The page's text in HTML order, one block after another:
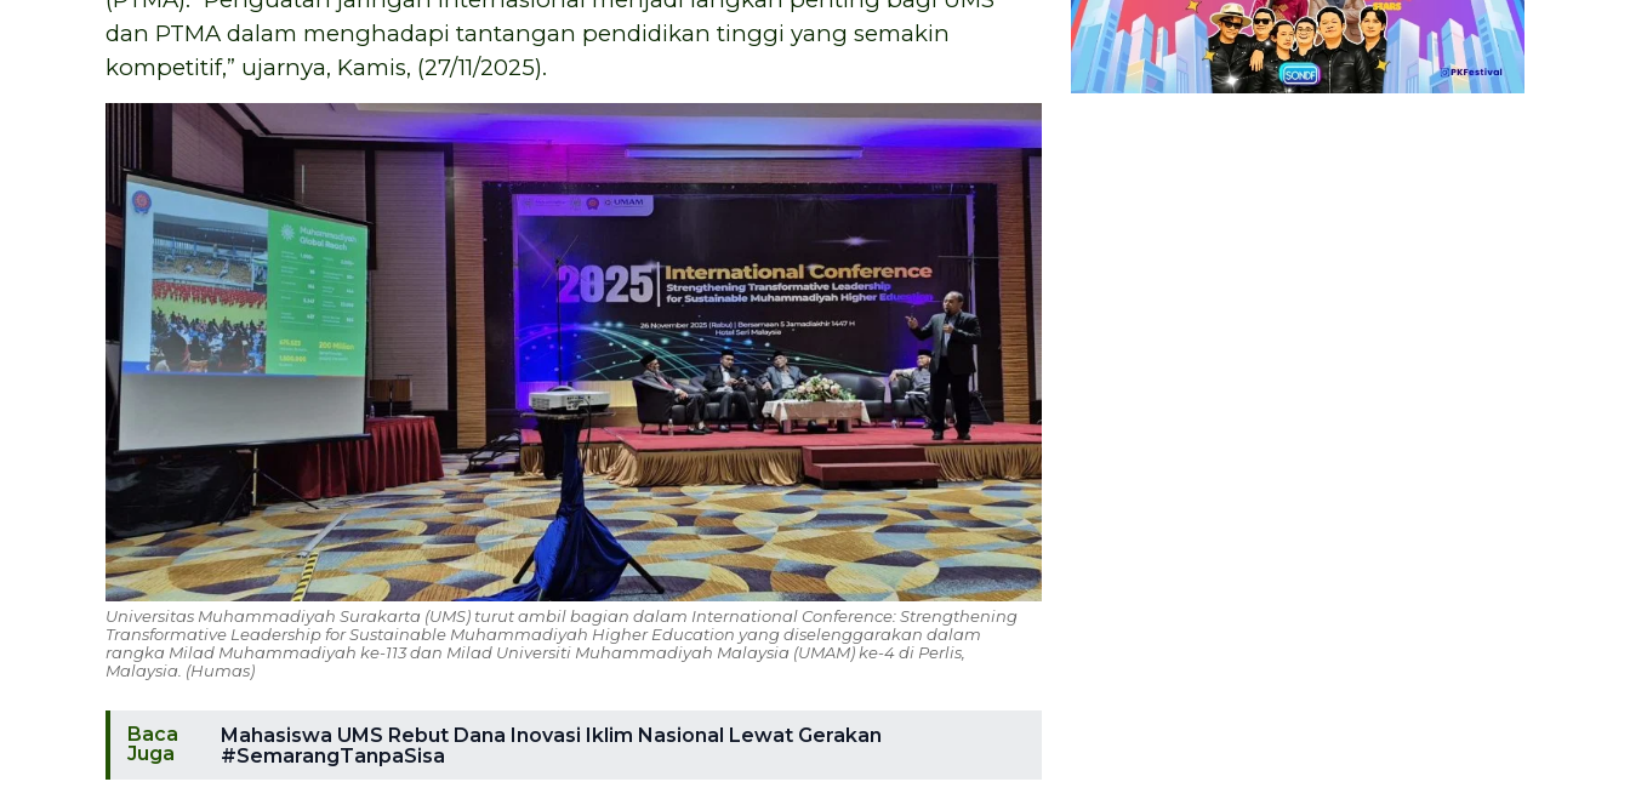
dan PTMA dalam menghadapi tantangan pendidikan tinggi yang semakin
kompetitif,” ujarnya, Kamis, (27/11/2025).
Universitas Muhammadiyah Surakarta (UMS) turut ambil bagian dalam International Conference: Strengthening
Transformative Leadership for Sustainable Muhammadiyah Higher Education yang diselenggarakan dalam
rangka Milad Muhammadiyah ke-113 dan Milad Universiti Muhammadiyah Malaysia (UMAM) ke-4 di Perlis,
Malaysia. (Humas)
Baca
Juga
Mahasiswa UMS Rebut Dana Inovasi Iklim Nasional Lewat Gerakan
#SemarangTanpaSisa